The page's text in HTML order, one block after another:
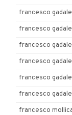
francesco
francesco
francesco
francesco
francesco
francesco
francesco